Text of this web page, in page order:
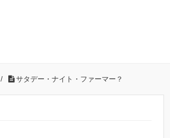
/ サタデー・ナイト・ファーマー？